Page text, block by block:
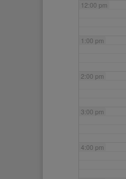
12:00 pm
1:00 pm
2:00 pm
3:00 pm
4:00 pm